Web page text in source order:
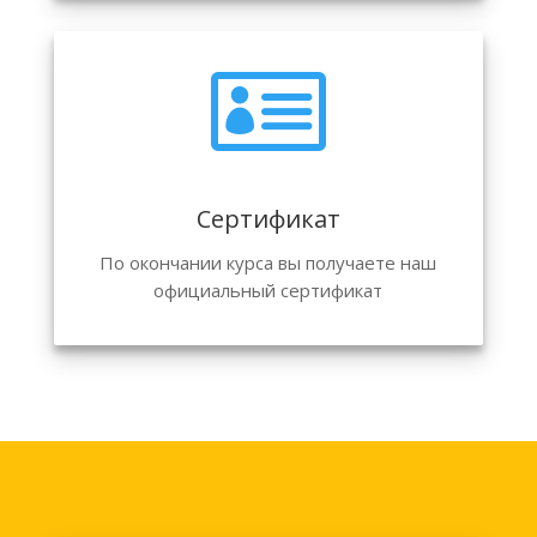

Сертификат
По окончании курса вы получаете наш
официальный сертификат